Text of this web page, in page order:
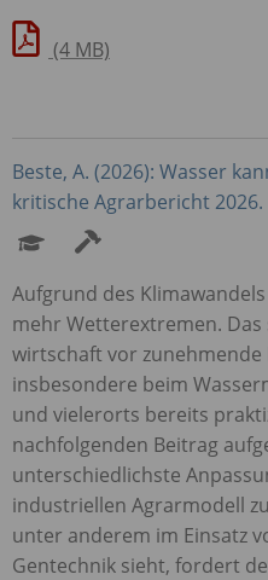
(4 MB)
Beste, A. (2026): Wasser
kritische Agrarbericht 2026.
Aufgrund des
mehr Wetterextremen.
wirtschaft vor
insbesondere beim
und vielerorts bereits
nachfolgenden Beitrag
unterschiedlichste
industriellen Agrarmodell
unter anderem im Einsatz
Gentechnik sieht, fordert